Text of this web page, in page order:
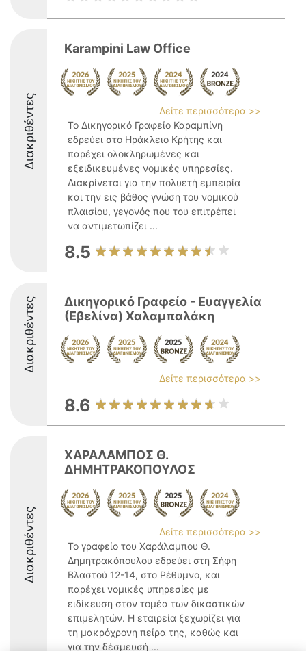
Διακριθέντες
Karampini Law Office
Δείτε περισσότερα >>
Το Δικηγορικό Γραφείο Καραμπίνη
εδρεύει στο Ηράκλειο Κρήτης και
παρέχει ολοκληρωμένες και
εξειδικευμένες νομικές υπηρεσίες.
Διακρίνεται για την πολυετή εμπειρία
και την εις βάθος γνώση του νομικού
πλαισίου, γεγονός που του επιτρέπει
να αντιμετωπίζει ...
8.5
Διακριθέντες
Δικηγορικό Γραφείο - Ευαγγελία
(Εβελίνα) Χαλαμπαλάκη
Δείτε περισσότερα >>
8.6
Διακριθέντες
ΧΑΡΑΛΑΜΠΟΣ Θ.
ΔΗΜΗΤΡΑΚΟΠΟΥΛΟΣ
Δείτε περισσότερα >>
Το γραφείο του Χαράλαμπου Θ.
Δημητρακόπουλου εδρεύει στη Σήφη
Βλαστού 12-14, στο Ρέθυμνο, και
παρέχει νομικές υπηρεσίες με
ειδίκευση στον τομέα των δικαστικών
επιμελητών. Η εταιρεία ξεχωρίζει για
τη μακρόχρονη πείρα της, καθώς και
για την δέσμευσή ...